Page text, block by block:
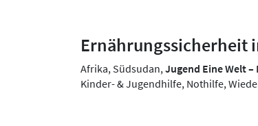
Ernährungssicherheit
Afrika, Südsudan,Jugend Eine Welt
Kinder- & Jugendhilfe, Nothilfe,